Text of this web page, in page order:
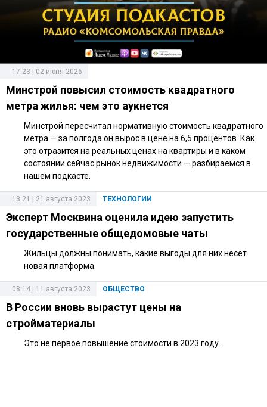
17:23 | 02 июня 2026
Минстрой повысил стоимость квадратного
метра жилья: чем это аукнется
Минстрой пересчитал нормативную стоимость квадратного
метра — за полгода он вырос в цене на 6,5 процентов. Как
это отразится на реальных ценах на квартиры и в каком
состоянии сейчас рынок недвижимости — разбираемся в
нашем подкасте.
ТЕХНОЛОГИИ
13:21 | 21 августа 2023
Эксперт Москвина оценила идею запустить
государственные общедомовые чаты
Жильцы должны понимать, какие выгоды для них несет
новая платформа.
ОБЩЕСТВО
08:14 | 11 августа 2023
В России вновь вырастут цены на
стройматериалы
Это не первое повышение стоимости в 2023 году.